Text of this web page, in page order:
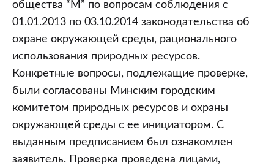
общества “М” по вопросам соблюдения с
01.01.2013 по 03.10.2014 законодательства об
охране окружающей среды, рационального
использования природных ресурсов.
Конкретные вопросы, подлежащие проверке,
были согласованы Минским городским
комитетом природных ресурсов и охраны
окружающей среды с ее инициатором. С
выданным предписанием был ознакомлен
заявитель. Проверка проведена лицами,